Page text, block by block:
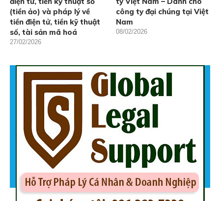
(tiền ảo) và pháp lý về
tiền điện tử, tiền kỹ thuật
số, tài sản mã hoá
27/02/2026
công ty đại chúng tại Việt
Nam
08/02/2026